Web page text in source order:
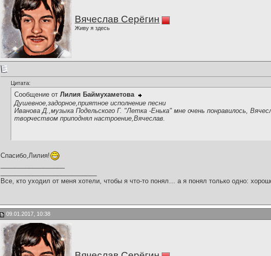
Вячеслав Серёгин
Живу я здесь
Цитата:
Сообщение от Лилия Баймухаметова
Душевное,задорное,приятное исполнение песни
Иванова Д.,музыка Подельского Г. "Летка -Енька" мне очень понравилось,
творчеством приподнял настроение,Вячеслав.
Спасибо,Лилия!
Все, кто уходил от меня хотели, чтобы я что-то понял… а я понял только одно:
09.01.2017, 10:38